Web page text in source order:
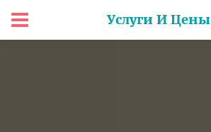
Услуги И Цены